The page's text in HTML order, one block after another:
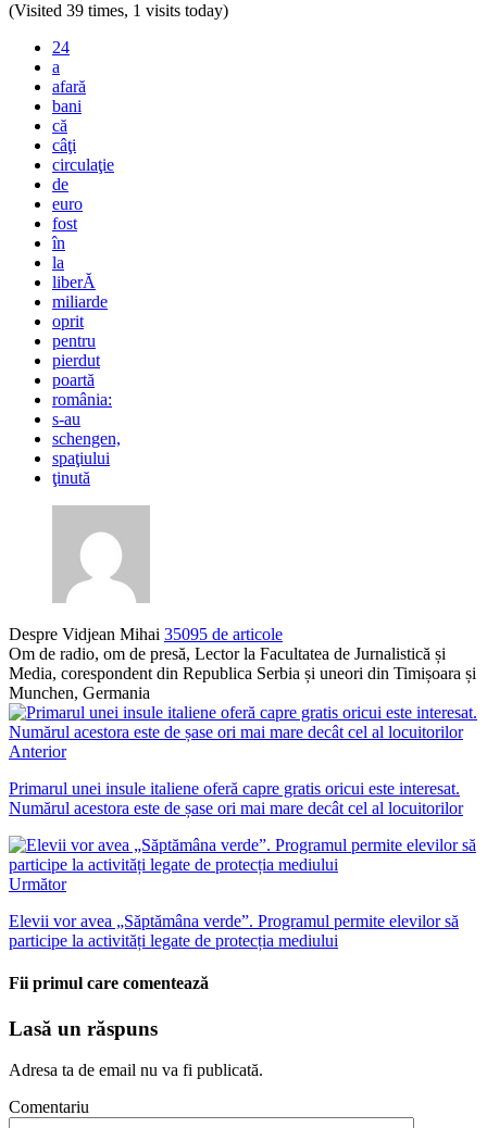
(Visited 39 times, 1 visits today)
24
a
afară
bani
că
câţi
circulaţie
de
euro
fost
în
la
liberĂ
miliarde
oprit
pentru
pierdut
poartă
românia:
s-au
schengen,
spaţiului
ţinută
Despre Vidjean Mihai 35095 de articole
Om de radio, om de presă, Lector la Facultatea de Jurnalistică și
Media, corespondent din Republica Serbia și uneori din Timișoara și
Munchen, Germania
Anterior
Primarul unei insule italiene oferă capre gratis oricui este interesat.
Numărul acestora este de șase ori mai mare decât cel al locuitorilor
Următor
Elevii vor avea „Săptămâna verde”. Programul permite elevilor să
participe la activități legate de protecția mediului
Fii primul care comentează
Lasă un răspuns
Adresa ta de email nu va fi publicată.
Comentariu